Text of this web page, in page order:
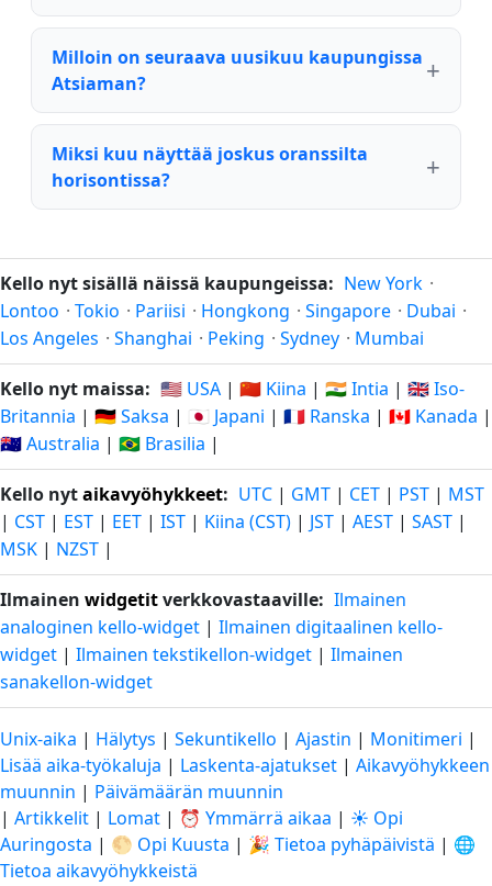
Milloin on seuraava uusikuu kaupungissa
Atsiaman?
Miksi kuu näyttää joskus oranssilta
horisontissa?
Kello nyt sisällä näissä kaupungeissa: New York ·
Lontoo · Tokio · Pariisi · Hongkong · Singapore · Dubai ·
Los Angeles · Shanghai · Peking · Sydney · Mumbai
Kello nyt maissa: 🇺🇸 USA | 🇨🇳 Kiina | 🇮🇳 Intia | 🇬🇧 Iso-
Britannia | 🇩🇪 Saksa | 🇯🇵 Japani | 🇫🇷 Ranska | 🇨🇦 Kanada |
🇦🇺 Australia | 🇧🇷 Brasilia |
Kello nytaikavyöhykkeet: UTC | GMT | CET | PST | MST
| CST | EST | EET | IST | Kiina (CST) | JST | AEST | SAST |
MSK | NZST |
Ilmainen widgetitverkkovastaaville: Ilmainen
analoginen kello-widget | Ilmainen digitaalinen kello-
widget | Ilmainen tekstikellon-widget | Ilmainen
sanakellon-widget
Unix-aika | Hälytys | Sekuntikello | Ajastin | Monitimeri |
Lisää aika-työkaluja | Laskenta-ajatukset | Aikavyöhykkeen
muunnin | Päivämäärän muunnin
| Artikkelit | Lomat | ⏰ Ymmärrä aikaa | ☀️ Opi
Auringosta | 🌕 Opi Kuusta | 🎉 Tietoa pyhäpäivistä | 🌐
Tietoa aikavyöhykkeistä